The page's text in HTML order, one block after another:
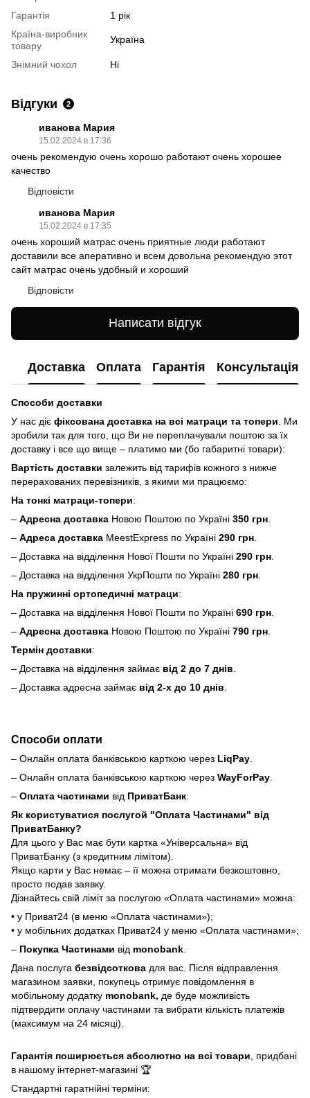
Гарантія
1 рік
Країна-виробник
товару
Україна
Знімний чохол Ні
Відгуки 2
иванова Мария
15.02.2024 в 17:36
очень рекомендую очень хорошо работают очень хорошее
качество
Відповісти
иванова Мария
15.02.2024 в 17:35
очень хороший матрас очень приятные люди работают
доставили все аперативно и всем довольна рекомендую этот
сайт матрас очень удобный и хороший
Відповісти
Написати відгук
Доставка Оплата Гарантія Консультація
Способи доставки
У нас діє фіксована доставка на всі матраци та топери . Ми
зробили так для того, що Ви не переплачували поштою за їх
доставку і все що вище – платимо ми (бо габаритні товари):
Вартість доставки залежить від тарифів кожного з нижче
перерахованих перевізників, з якими ми працюємо:
На тонкі матраци-топери:
– Адресна доставка Новою Поштою по Україні 350 грн
– Адреса доставка MeestExpress по Україні 290 грн
– Доставка на відділення Нової Пошти по Україні 290 грн
– Доставка на відділення УкрПошти по Україні 280 грн
На пружинні ортопедичні матраци:
– Доставка на відділення Нової Пошти по Україні 690 грн
– Адресна доставка Новою Поштою по Україні 790 грн
Термін доставки:
– Доставка на відділення займає від 2 до 7 днів
– Доставка адресна займає від 2-х до 10 днів
Способи оплати
– Онлайн оплата банківською карткою через LiqPay
– Онлайн оплата банківською карткою через WayForPay
– Оплата частинами від ПриватБанк
Як користуватися послугой "Оплата Частинами" від
ПриватБанку?
Для цього у Вас має бути картка «Універсальна» від
ПриватБанку (з кредитним лімітом).
Якщо карти у Вас немає – її можна отримати безкоштовно,
просто подав заявку.
Дізнайтесь свій ліміт за послугою «Оплата частинами» можна:
• у Приват24 (в меню «Оплата частинами»);
• у мобільних додатках Приват24 у меню «Оплата частинами»;
– Покупка Частинами від monobank
Дана послуга безвідсоткова для вас. Після відправлення
магазином заявки, покупець отримує повідомлення в
мобільному додатку monobank, де буде можливість
підтвердити оплачу частинами та вибрати кількість платежів
(максимум на 24 місяці).
Гарантія поширюється абсолютно на всі товари , придбані
в нашому інтернет-магазині 🏆
Стандартні гаратнійні терміни: